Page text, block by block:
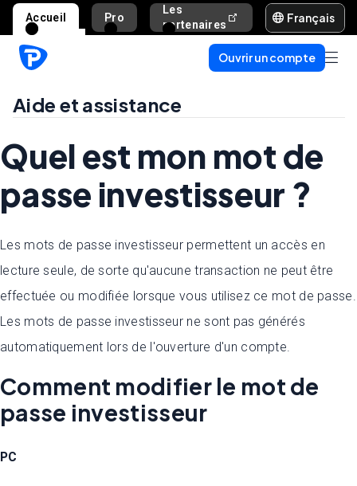
Accueil Pro
Les
partenaires
Aide et
Français
Ouvrir un compte
Aide et assistance
Quel est mon mot de
passe investisseur ?
Les mots de passe investisseur permettent un accès en
lecture seule, de sorte qu'aucune transaction ne peut être
effectuée ou modifiée lorsque vous utilisez ce mot de passe.
Les mots de passe investisseur ne sont pas générés
automatiquement lors de l'ouverture d'un compte.
Comment modifier le mot de
passe investisseur
PC